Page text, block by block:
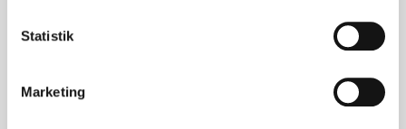
Statistik
Marketing